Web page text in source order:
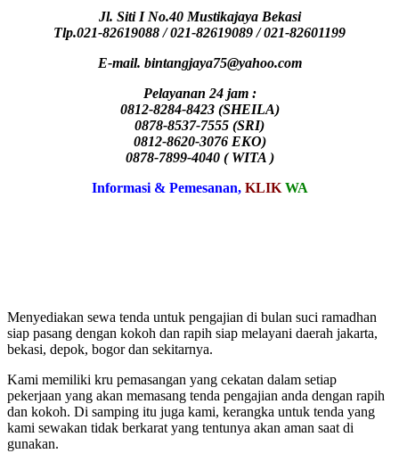
Jl. Siti I No.40 Mustikajaya Bekasi
Tlp.021-82619088 / 021-82619089 / 021-82601199
E-mail. bintangjaya75@yahoo.com
Pelayanan 24 jam :
0812-8284-8423 (SHEILA)
0878-8537-7555 (SRI)
0812-8620-3076 EKO)
0878-7899-4040 ( WITA )
Informasi & Pemesanan, KLIK WA
Menyediakan sewa tenda untuk pengajian di bulan suci ramadhan
siap pasang dengan kokoh dan rapih siap melayani daerah jakarta,
bekasi, depok, bogor dan sekitarnya.
Kami memiliki kru pemasangan yang cekatan dalam setiap
pekerjaan yang akan memasang tenda pengajian anda dengan rapih
dan kokoh. Di samping itu juga kami, kerangka untuk tenda yang
kami sewakan tidak berkarat yang tentunya akan aman saat di
gunakan.